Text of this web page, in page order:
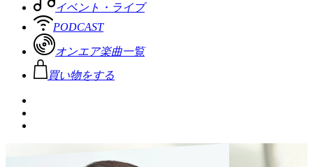
イベント・ライブ
PODCAST
オンエア楽曲一覧
買い物をする